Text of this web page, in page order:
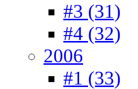
#3 (31)
#4 (32)
2006
#1 (33)